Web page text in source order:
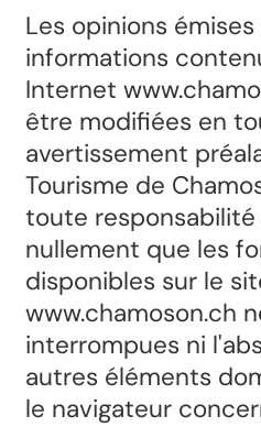
Les opinions
informations
Internet
être modifiées en
avertissement
Tourisme de
toute
nullement que les
disponibles sur le
www.chamoson.ch
interrompues ni
autres éléments
le navigateur